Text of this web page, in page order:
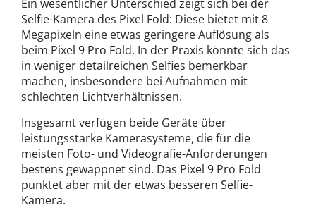
Ein wesentlicher Unterschied zeigt sich bei der
Selfie-Kamera des Pixel Fold: Diese bietet mit 8
Megapixeln eine etwas geringere Auflösung als
beim Pixel 9 Pro Fold. In der Praxis könnte sich das
in weniger detailreichen Selfies bemerkbar
machen, insbesondere bei Aufnahmen mit
schlechten Lichtverhältnissen.
Insgesamt verfügen beide Geräte über
leistungsstarke Kamerasysteme, die für die
meisten Foto- und Videografie-Anforderungen
bestens gewappnet sind. Das Pixel 9 Pro Fold
punktet aber mit der etwas besseren Selfie-
Kamera.